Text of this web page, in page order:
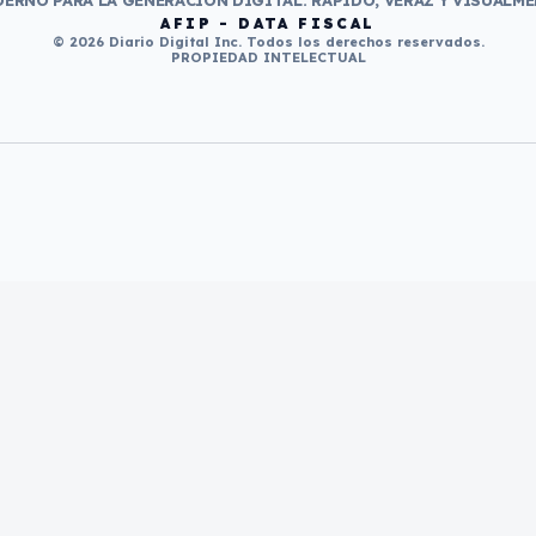
AFIP - DATA FISCAL
© 2026 Diario Digital Inc. Todos los derechos reservados.
PROPIEDAD INTELECTUAL